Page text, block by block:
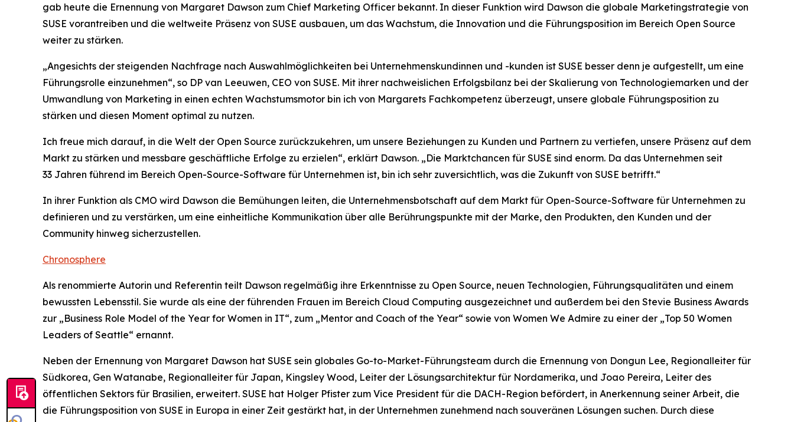
gab heute die Ernennung von Margaret Dawson zum Chief Marketing Officer bekannt. In dieser Funktion wird Dawson die globale Marketingstrategie von
SUSE vorantreiben und die weltweite Präsenz von SUSE ausbauen, um das Wachstum, die Innovation und die Führungsposition im Bereich Open Source
weiter zu stärken.
„Angesichts der steigenden Nachfrage nach Auswahlmöglichkeiten bei Unternehmenskundinnen und -kunden ist SUSE besser denn je aufgestellt, um eine
Führungsrolle einzunehmen“, so DP van Leeuwen, CEO von SUSE. Mit ihrer nachweislichen Erfolgsbilanz bei der Skalierung von Technologiemarken und der
Umwandlung von Marketing in einen echten Wachstumsmotor bin ich von Margarets Fachkompetenz überzeugt, unsere globale Führungsposition zu
stärken und diesen Moment optimal zu nutzen.
Ich freue mich darauf, in die Welt der Open Source zurückzukehren, um unsere Beziehungen zu Kunden und Partnern zu vertiefen, unsere Präsenz auf dem
Markt zu stärken und messbare geschäftliche Erfolge zu erzielen“, erklärt Dawson. „Die Marktchancen für SUSE sind enorm. Da das Unternehmen seit
33 Jahren führend im Bereich Open-Source-Software für Unternehmen ist, bin ich sehr zuversichtlich, was die Zukunft von SUSE betrifft.“
In ihrer Funktion als CMO wird Dawson die Bemühungen leiten, die Unternehmensbotschaft auf dem Markt für Open-Source-Software für Unternehmen zu
definieren und zu verstärken, um eine einheitliche Kommunikation über alle Berührungspunkte mit der Marke, den Produkten, den Kunden und der
Community hinweg sicherzustellen.
Chronosphere
Als renommierte Autorin und Referentin teilt Dawson regelmäßig ihre Erkenntnisse zu Open Source, neuen Technologien, Führungsqualitäten und einem
bewussten Lebensstil. Sie wurde als eine der führenden Frauen im Bereich Cloud Computing ausgezeichnet und außerdem bei den Stevie Business Awards
zur „Business Role Model of the Year for Women in IT“, zum „Mentor and Coach of the Year“ sowie von Women We Admire zu einer der „Top 50 Women
Leaders of Seattle“ ernannt.
Neben der Ernennung von Margaret Dawson hat SUSE sein globales Go-to-Market-Führungsteam durch die Ernennung von Dongun Lee, Regionalleiter für
Südkorea, Gen Watanabe, Regionalleiter für Japan, Kingsley Wood, Leiter der Lösungsarchitektur für Nordamerika, und Joao Pereira, Leiter des
öffentlichen Sektors für Brasilien, erweitert. SUSE hat Holger Pfister zum Vice President für die DACH-Region befördert, in Anerkennung seiner Arbeit, die
die Führungsposition von SUSE in Europa in einer Zeit gestärkt hat, in der Unternehmen zunehmend nach souveränen Lösungen suchen. Durch diese